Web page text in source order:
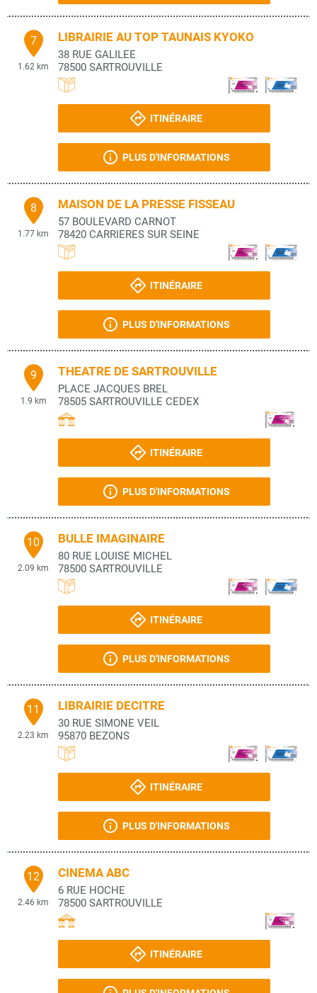
7
1.62 km
LIBRAIRIE AU TOP TAUNAIS KYOKO
38 RUE GALILEE
78500 SARTROUVILLE
ITINÉRAIRE
PLUS D'INFORMATIONS
8
1.77 km
MAISON DE LA PRESSE FISSEAU
57 BOULEVARD CARNOT
78420 CARRIERES SUR SEINE
ITINÉRAIRE
PLUS D'INFORMATIONS
9
1.9 km
THEATRE DE SARTROUVILLE
PLACE JACQUES BREL
78505 SARTROUVILLE CEDEX
ITINÉRAIRE
PLUS D'INFORMATIONS
10
2.09 km
BULLE IMAGINAIRE
80 RUE LOUISE MICHEL
78500 SARTROUVILLE
ITINÉRAIRE
PLUS D'INFORMATIONS
11
2.23 km
LIBRAIRIE DECITRE
30 RUE SIMONE VEIL
95870 BEZONS
ITINÉRAIRE
PLUS D'INFORMATIONS
12
2.46 km
CINEMA ABC
6 RUE HOCHE
78500 SARTROUVILLE
ITINÉRAIRE